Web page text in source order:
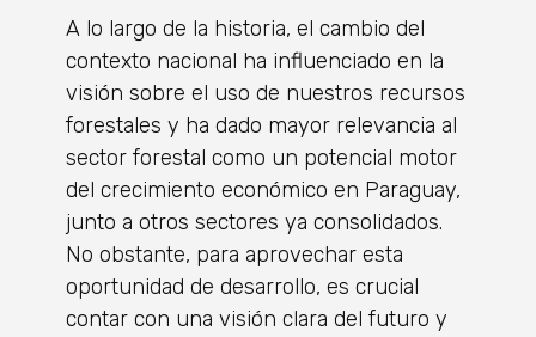
A lo largo de la historia, el cambio del
contexto nacional ha influenciado en la
visión sobre el uso de nuestros recursos
forestales y ha dado mayor relevancia al
sector forestal como un potencial motor
del crecimiento económico en Paraguay,
junto a otros sectores ya consolidados.
No obstante, para aprovechar esta
oportunidad de desarrollo, es crucial
contar con una visión clara del futuro y